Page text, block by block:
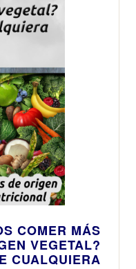
COMER MÁS
VEGETAL?
CUALQUIERA